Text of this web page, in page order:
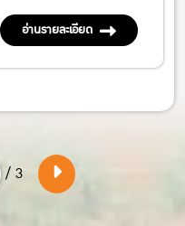
อ่านรายละเอียด
/ 3